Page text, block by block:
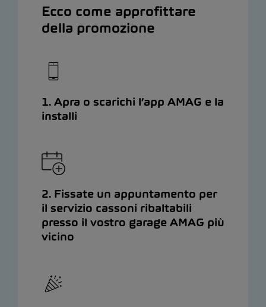
Ecco come approfittare
della promozione
1. Apra o scarichi l’app AMAG e la
installi
2. Fissate un appuntamento per
il servizio cassoni ribaltabili
presso il vostro garage AMAG più
vicino